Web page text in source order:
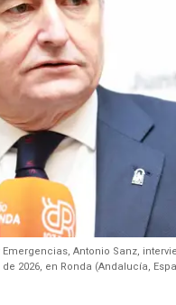
Antonio Sanz,
2026, en Ronda (Andalucía,